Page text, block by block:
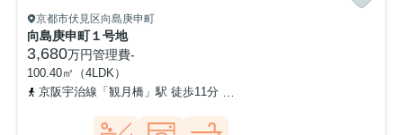
京都市伏見区向島庚申町
向島庚申町１号地
3,680万円管理費-
100.40㎡（4LDK）
京阪宇治線「観月橋」駅 徒歩11分